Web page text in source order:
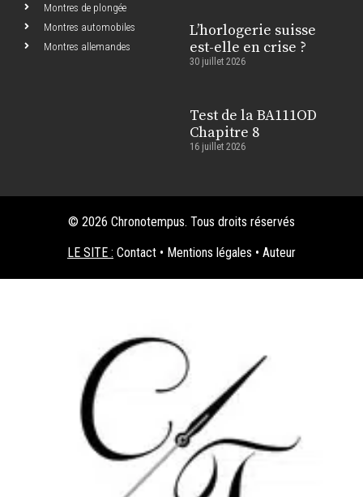
Montres de plongée
Montres automobiles
Montres allemandes
L’horlogerie suisse
est-elle en crise ?
30 juillet 2026
Test de la BA111OD
Chapitre 8
16 juillet 2026
© 2026 Chronotempus. Tous droits réservés
LE SITE : Contact • Mentions légales • Auteur